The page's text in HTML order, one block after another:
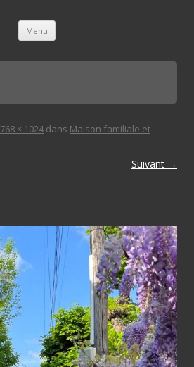
Menu Aller au contenu principal
768 × 1024 dans Maison familiale et
Suivant →